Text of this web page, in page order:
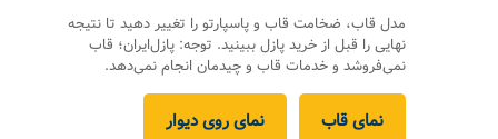
مدل قاب، ضخامت قاب و پاسپارتو را تغییر دهید تا نتیجه
نهایی را قبل از خرید پازل ببینید. توجه: پازل‌ایران؛ قاب
نمی‌فروشد و خدمات قاب و چیدمان انجام نمی‌دهد.
نمای قاب نمای روی دیوار